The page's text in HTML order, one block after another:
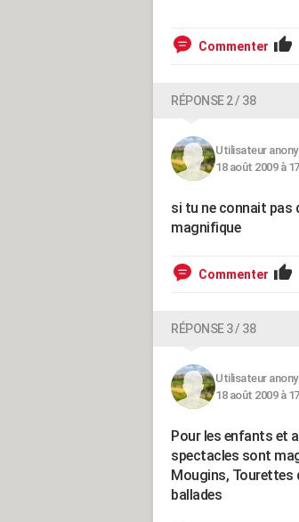
Commenter
RÉPONSE 2 / 38
Utilisateur
18 août 2009 à
si tu ne connait pas
magnifique
Commenter
RÉPONSE 3 / 38
Utilisateur
18 août 2009 à
Pour les enfants et
spectacles sont
Mougins, Tourettes
ballades